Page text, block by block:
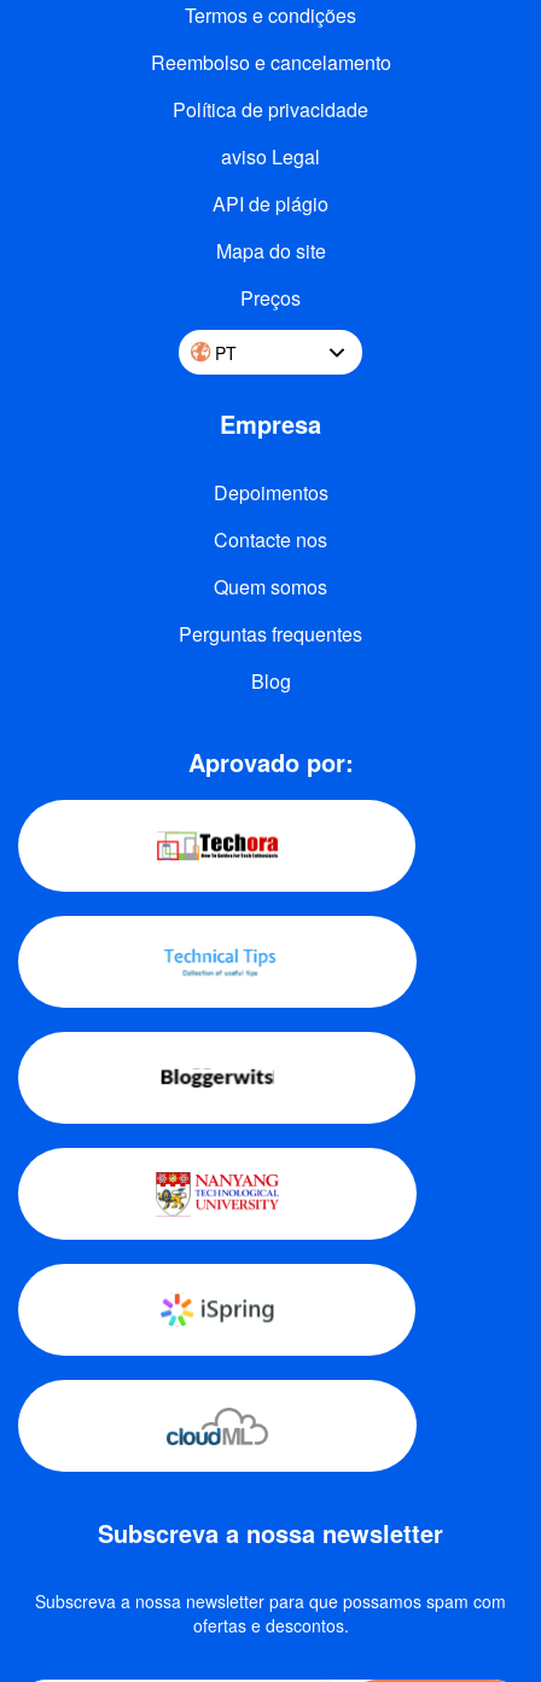
Termos e condições
Reembolso e cancelamento
Política de privacidade
aviso Legal
API de plágio
Mapa do site
Preços
PT
Empresa
Depoimentos
Contacte nos
Quem somos
Perguntas frequentes
Blog
Aprovado por:
Subscreva a nossa newsletter
Subscreva a nossa newsletter para que possamos spam com
ofertas e descontos.